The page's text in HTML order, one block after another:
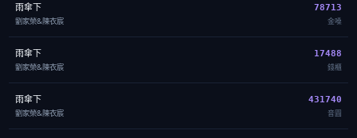
雨傘下
劉家榮&陳衣宸
78713
金嗓
雨傘下
劉家榮&陳衣宸
17488
錢櫃
雨傘下
劉家榮&陳衣宸
431740
音圓